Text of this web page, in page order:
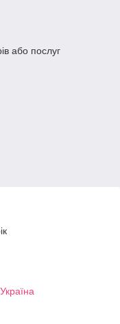
або послуг